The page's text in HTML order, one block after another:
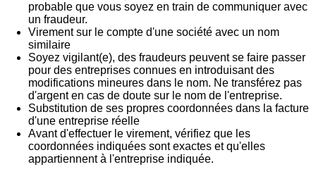
probable que vous soyez en train de communiquer avec
un fraudeur.
Virement sur le compte d'une société avec un nom
similaire
Soyez vigilant(e), des fraudeurs peuvent se faire passer
pour des entreprises connues en introduisant des
modifications mineures dans le nom. Ne transférez pas
d'argent en cas de doute sur le nom de l'entreprise.
Substitution de ses propres coordonnées dans la facture
d'une entreprise réelle
Avant d'effectuer le virement, vérifiez que les
coordonnées indiquées sont exactes et qu'elles
appartiennent à l'entreprise indiquée.